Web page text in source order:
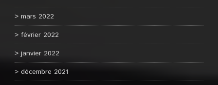
mars 2022
février 2022
janvier 2022
décembre 2021